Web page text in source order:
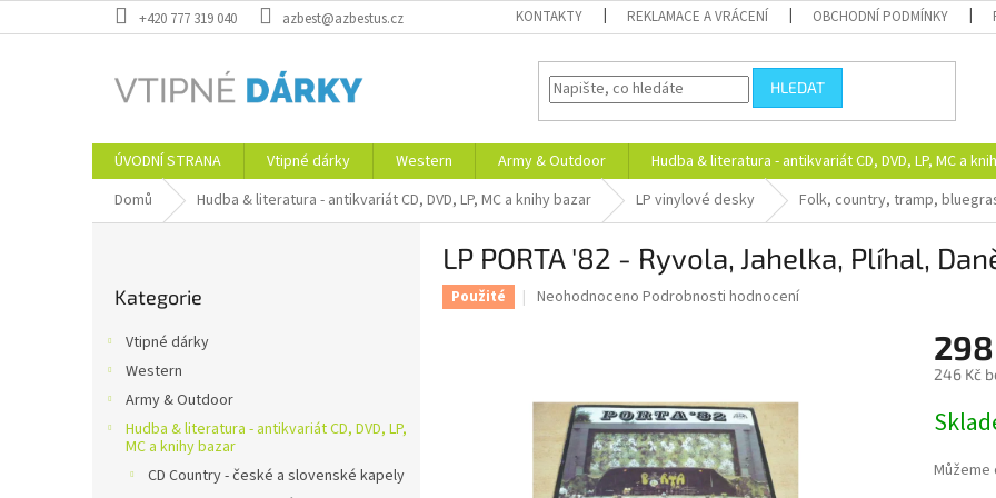
na
+420 777 319 040 azbest@azbestus.cz KONTAKTY REKLAMACE A VRÁCENÍ OBCHODNÍ PODMÍNKY
HLEDAT
ÚVODNÍ STRANA Vtipné dárky Western Army & Outdoor Hudba & literatura - antikvariát CD, DVD, LP, MC a
Domů
Hudba & literatura - antikvariát CD, DVD, LP, MC a knihy bazar LP vinylové desky Folk, country, tramp,
kategorie
Kategorie
Vtipné dárky
Western
Army & Outdoor
Hudba & literatura - antikvariát CD, DVD, LP,
MC a knihy bazar
CD Country - české a slovenské kapely
LP PORTA '82 - Ryvola, Jahelka, Plíhal,
Použité
Průměrné
z
hvězdiček.
Neohodnoceno Podrobnosti hodnocení
246 Kč
cena:
Můžeme